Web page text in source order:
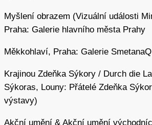
Pro Šejna jsou charakteristické
krajiny. Celoživotně zkoumá zejména
kopce Zebín v Jičínské pahorkatině,
v Krkonoších nebo jeskyně ve
Toulání pro něj znamená hluboký
a rozpouštění vlastního já ve
Myšlení obrazem (Vizuální události
Praha: Galerie hlavního města Prahy
Měkkohlaví, Praha: Galerie
Krajinou Zdeňka Sýkory / Durch die
Sýkoras, Louny: Přátelé Zdeňka
výstavy)
Akční umění & Akční umění